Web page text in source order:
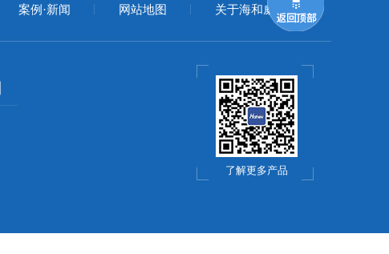
案例·新闻 网站地图 关于海和威
了解更多产品